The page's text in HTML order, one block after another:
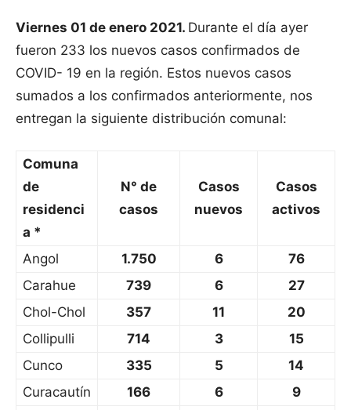
Viernes 01 de enero 2021. Durante el día ayer
fueron 233 los nuevos casos confirmados de
COVID- 19 en la región. Estos nuevos casos
sumados a los confirmados anteriormente, nos
entregan la siguiente distribución comunal:
Comuna
de
residenci
a *
N° de
casos
Casos
nuevos
Casos
activos
Angol 1.750 6
76
Carahue
739 6
27
Chol-Chol
357 11
20
Collipulli
714 3
15
Cunco
335 5
14
Curacautín
166 6
9